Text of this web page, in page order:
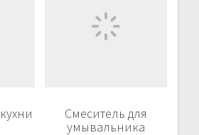
Смеситель для
умывальника